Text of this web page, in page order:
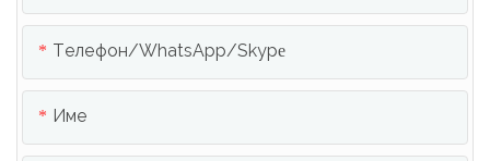
Телефон/WhatsApp/Skype
Име